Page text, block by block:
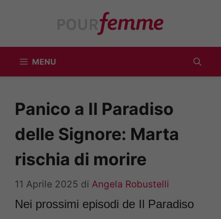
MENU
Panico a Il Paradiso
delle Signore: Marta
rischia di morire
11 Aprile 2025 di Angela Robustelli
Nei prossimi episodi de Il Paradiso